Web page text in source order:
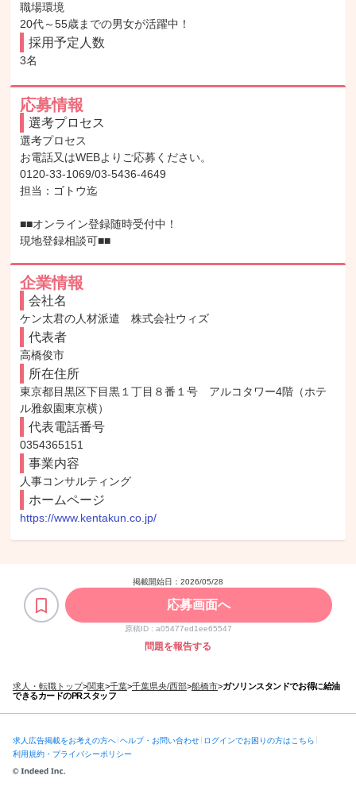
職場環境
20代～55歳までの男女が活躍中！
採用予定人数
3名
応募情報
選考プロセス
選考プロセス
お電話又はWEBよりご応募ください。
0120-33-1069/03-5436-4649
担当：ゴトウ迄
■■オンライン登録随時受付中！
現地登録相談可■■
企業情報
会社名
ケン太君の人材派遣　株式会社ウィズ
代表者
高橋俊市
所在住所
東京都目黒区下目黒１丁目８番１号　アルコタワー4階（ホテ
ル雅叙園東京横）
代表電話番号
0354365151
事業内容
人事コンサルティング
ホームページ
https://www.kentakun.co.jp/
掲載開始日： 2026/05/28
応募画面へ
原稿ID : a05477ed1ee65547
問題を報告する
求人・転職トップ>関東>千葉>千葉県央/西部>船橋市>ガソリンスタンドでお得に給油
できるカードのPRスタッフ
求人広告掲載をお考えの方へ ヘルプ・お問い合わせ ログインでお困りの方はこちら
利用規約・プライバシーポリシー